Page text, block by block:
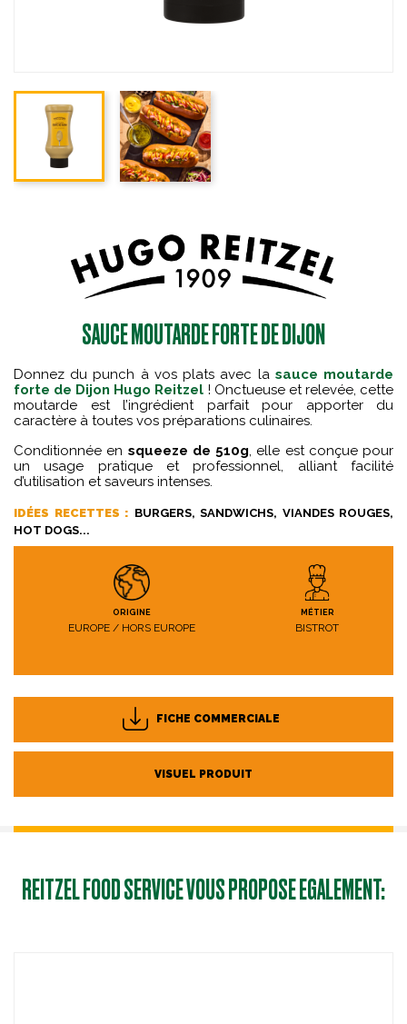
SAUCE MOUTARDE FORTE DE DIJON
Donnez du punch à vos plats avec la sauce moutarde
forte de Dijon Hugo Reitzel ! Onctueuse et relevée, cette
moutarde est l’ingrédient parfait pour apporter du
caractère à toutes vos préparations culinaires.
Conditionnée en squeeze de 510g, elle est conçue pour
un usage pratique et professionnel, alliant facilité
d’utilisation et saveurs intenses.
IDÉES RECETTES : BURGERS, SANDWICHS, VIANDES ROUGES,
HOT DOGS...
MÉTIER
BISTROT
ORIGINE
EUROPE / HORS EUROPE
FICHE COMMERCIALE
VISUEL PRODUIT
REITZEL FOOD SERVICE VOUS PROPOSE EGALEMENT: